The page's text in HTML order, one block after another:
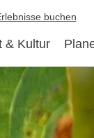
& Kultur
buchen